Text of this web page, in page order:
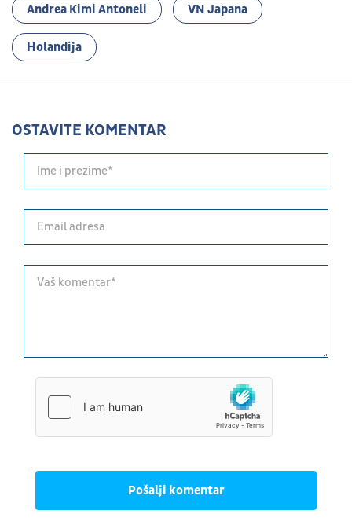
Andrea Kimi Antoneli VN Japana
Holandija
OSTAVITE KOMENTAR
Pošalji komentar